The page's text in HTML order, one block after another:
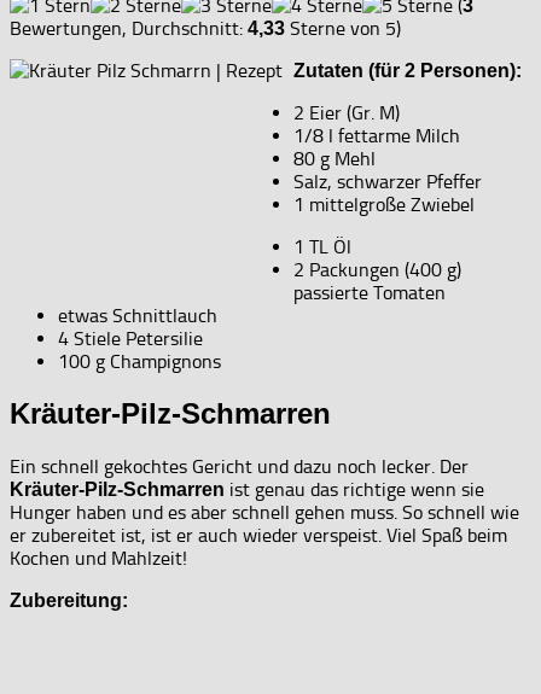
(3
Bewertungen, Durchschnitt: 4,33 Sterne von 5)
Zutaten (für 2 Personen):
2 Eier (Gr. M)
1/8 l fettarme Milch
80 g Mehl
Salz, schwarzer Pfeffer
1 mittelgroße Zwiebel
1 TL Öl
2 Packungen (400 g)
passierte Tomaten
etwas Schnittlauch
4 Stiele Petersilie
100 g Champignons
Kräuter-Pilz-Schmarren
Ein schnell gekochtes Gericht und dazu noch lecker. Der
Kräuter-Pilz-Schmarren ist genau das richtige wenn sie
Hunger haben und es aber schnell gehen muss. So schnell wie
er zubereitet ist, ist er auch wieder verspeist. Viel Spaß beim
Kochen und Mahlzeit!
Zubereitung: